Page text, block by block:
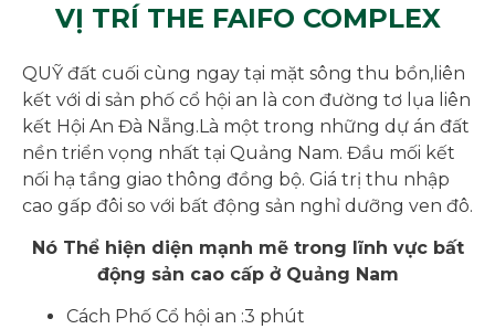
VỊ TRÍ THE FAIFO COMPLEX
QUỸ đất cuối cùng ngay tại mặt sông thu bồn,liên
kết với di sản phố cổ hội an là con đường tơ lụa liên
kết Hội An Đà Nẵng.Là một trong những dự án đất
nền triển vọng nhất tại Quảng Nam. Đầu mối kết
nối hạ tầng giao thông đồng bộ. Giá trị thu nhập
cao gấp đôi so với bất động sản nghỉ dưỡng ven đô.
Nó Thể hiện diện mạnh mẽ trong lĩnh vực bất
động sản cao cấp ở Quảng Nam
Cách Phố Cổ hội an :3 phút